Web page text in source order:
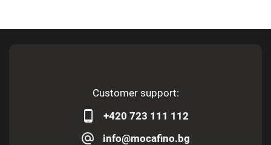
Customer support:
+420 723 111 112
info@mocafino.bg